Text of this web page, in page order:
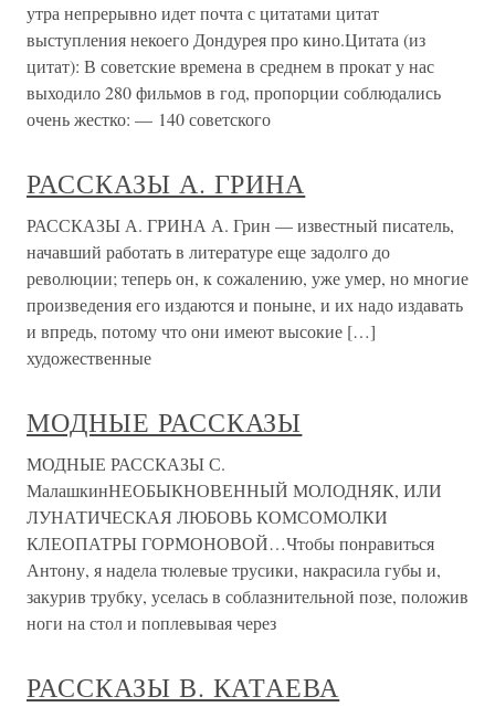
утра непрерывно идет почта с цитатами цитат
выступления некоего Дондурея про кино.Цитата (из
цитат): В советские времена в среднем в прокат у нас
выходило 280 фильмов в год, пропорции соблюдались
очень жестко: — 140 советского
РАССКАЗЫ А. ГРИНА
РАССКАЗЫ А. ГРИНА А. Грин — известный писатель,
начавший работать в литературе еще задолго до
революции; теперь он, к сожалению, уже умер, но многие
произведения его издаются и поныне, и их надо издавать
и впредь, потому что они имеют высокие […]
художественные
МОДНЫЕ РАССКАЗЫ
МОДНЫЕ РАССКАЗЫ С.
МалашкинНЕОБЫКНОВЕННЫЙ МОЛОДНЯК, ИЛИ
ЛУНАТИЧЕСКАЯ ЛЮБОВЬ КОМСОМОЛКИ
КЛЕОПАТРЫ ГОРМОНОВОЙ…Чтобы понравиться
Антону, я надела тюлевые трусики, накрасила губы и,
закурив трубку, уселась в соблазнительной позе, положив
ноги на стол и поплевывая через
РАССКАЗЫ В. КАТАЕВА